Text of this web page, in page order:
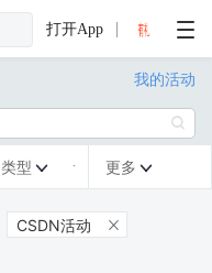
打开App
我的活动

类型  更多 
CSDN活动 